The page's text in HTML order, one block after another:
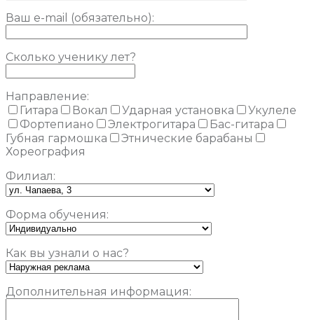
Ваш e-mail (обязательно):
Сколько ученику лет?
Направление:
Гитара
Вокал Ударная установка
Укулеле
Фортепиано
Электрогитара
Бас-гитара
Губная гармошка
Этнические барабаны
Хореография
Филиал:
Форма обучения:
Как вы узнали о нас?
Дополнительная информация: